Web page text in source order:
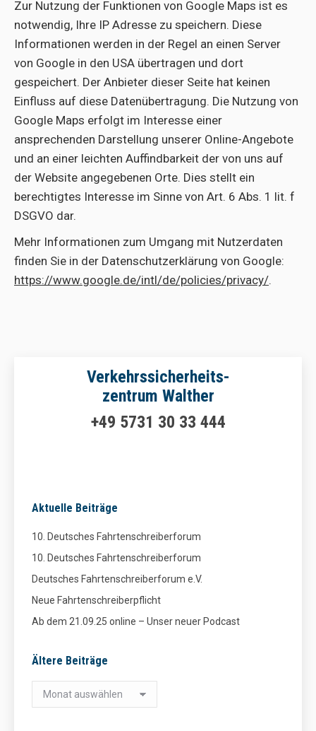
Zur Nutzung der Funktionen von Google Maps ist es
notwendig, Ihre IP Adresse zu speichern. Diese
Informationen werden in der Regel an einen Server
von Google in den USA übertragen und dort
gespeichert. Der Anbieter dieser Seite hat keinen
Einfluss auf diese Datenübertragung. Die Nutzung von
Google Maps erfolgt im Interesse einer
ansprechenden Darstellung unserer Online-Angebote
und an einer leichten Auffindbarkeit der von uns auf
der Website angegebenen Orte. Dies stellt ein
berechtigtes Interesse im Sinne von Art. 6 Abs. 1 lit. f
DSGVO dar.
Mehr Informationen zum Umgang mit Nutzerdaten
finden Sie in der Datenschutzerklärung von Google:
https://www.google.de/intl/de/policies/privacy/.
Verkehrssicherheits-
zentrum Walther
+49 5731 30 33 444
Aktuelle Beiträge
10. Deutsches Fahrtenschreiberforum
10. Deutsches Fahrtenschreiberforum
Deutsches Fahrtenschreiberforum e.V.
Neue Fahrtenschreiberpflicht
Ab dem 21.09.25 online – Unser neuer Podcast
Ältere Beiträge
Ältere
Beiträge